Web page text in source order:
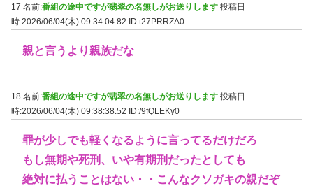
17 名前:番組の途中ですが翡翠の名無しがお送りします 投稿日
時:2026/06/04(木) 09:34:04.82 ID:t27PRRZA0
親と言うより親族だな
18 名前:番組の途中ですが翡翠の名無しがお送りします 投稿日
時:2026/06/04(木) 09:38:38.52
ID:/9fQLEKy0
罪が少しでも軽くなるように言ってるだけだろ
もし無期や死刑、いや有期刑だったとしても
絶対に払うことはない・・こんなクソガキの親だぞ